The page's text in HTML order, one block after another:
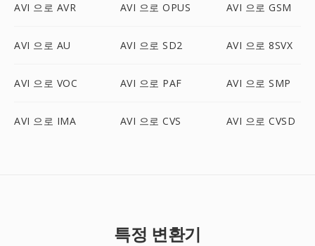
AVI 으로 AVR AVI 으로 OPUS AVI 으로 GSM
AVI 으로 AU AVI 으로 SD2 AVI 으로 8SVX
AVI 으로 VOC AVI 으로 PAF AVI 으로 SMP
AVI 으로 IMA AVI 으로 CVS AVI 으로 CVSD
특정 변환기